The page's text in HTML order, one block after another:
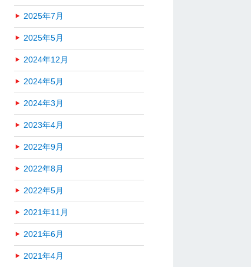
2025年7月
2025年5月
2024年12月
2024年5月
2024年3月
2023年4月
2022年9月
2022年8月
2022年5月
2021年11月
2021年6月
2021年4月